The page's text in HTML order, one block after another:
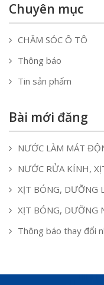
Chuyên mục
CHĂM SÓC Ô TÔ
Thông báo
Tin sản phẩm
Bài mới đăng
NƯỚC LÀM MÁT
NƯỚC RỬA KÍNH,
XỊT BÓNG, DƯỠNG
XỊT BÓNG, DƯỠNG
Thông báo thay đổi